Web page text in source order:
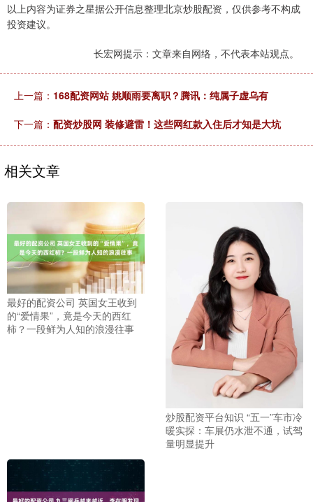
以上内容为证券之星据公开信息整理北京炒股配资，仅供参考不构成
投资建议。
长宏网提示：文章来自网络，不代表本站观点。
上一篇： 168配资网站 姚顺雨要离职？腾讯：纯属子虚乌有
下一篇： 配资炒股网 装修避雷！这些网红款入住后才知是大坑
相关文章
最好的配资公司 英国女王收到
的“爱情果”，竟是今天的西红
柿？一段鲜为人知的浪漫往事
炒股配资平台知识 “五一”车市冷
暖实探：车展仍水泄不通，试驾
量明显提升